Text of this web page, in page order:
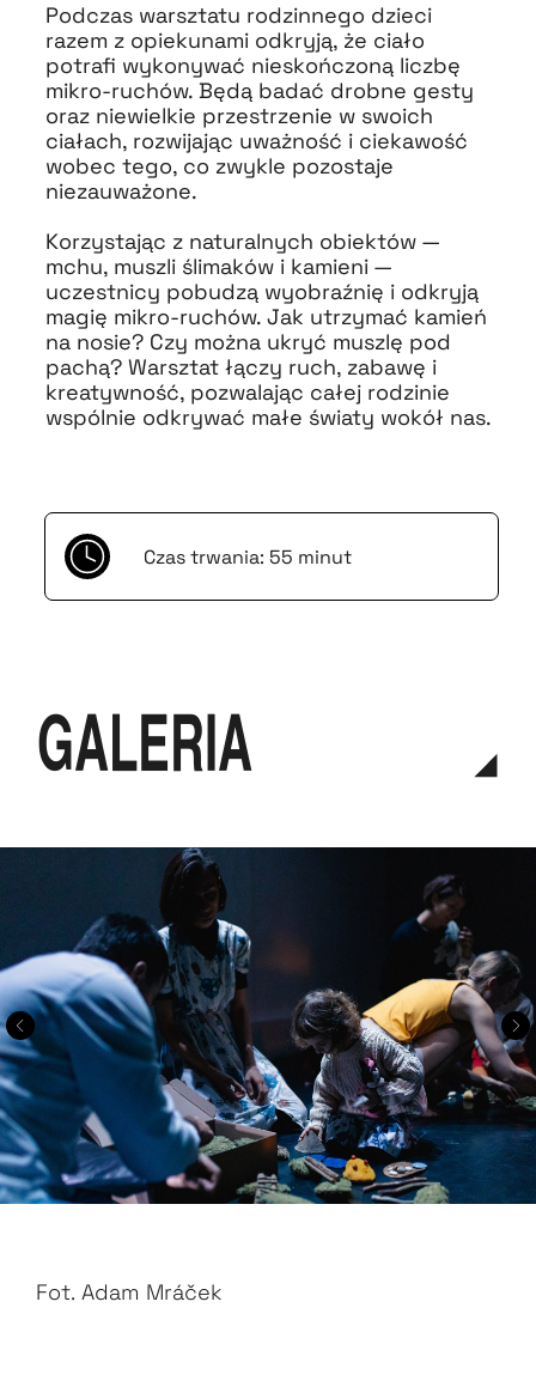
Podczas warsztatu rodzinnego dzieci
razem z opiekunami odkryją, że ciało
potrafi wykonywać nieskończoną liczbę
mikro-ruchów. Będą badać drobne gesty
oraz niewielkie przestrzenie w swoich
ciałach, rozwijając uważność i ciekawość
wobec tego, co zwykle pozostaje
niezauważone.
Korzystając z naturalnych obiektów —
mchu, muszli ślimaków i kamieni —
uczestnicy pobudzą wyobraźnię i odkryją
magię mikro-ruchów. Jak utrzymać kamień
na nosie? Czy można ukryć muszlę pod
pachą? Warsztat łączy ruch, zabawę i
kreatywność, pozwalając całej rodzinie
wspólnie odkrywać małe światy wokół nas.
Czas trwania: 55 minut
galeria
Fot. Adam Mráček